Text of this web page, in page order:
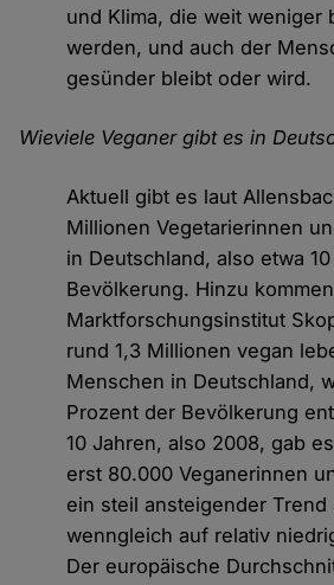
und Klima, die weit weniger
werden, und auch der
gesünder bleibt oder wird.
Wieviele Veganer gibt es in
Aktuell gibt es laut
Millionen Vegetarierinnen
in Deutschland, also etwa
Bevölkerung. Hinzu
Marktforschungsinstitut
rund 1,3 Millionen vegan
Menschen in Deutschland,
Prozent der Bevölkerung
10 Jahren, also 2008, gab
erst 80.000 Veganerinnen
ein steil ansteigender Trend
wenngleich auf relativ
Der europäische